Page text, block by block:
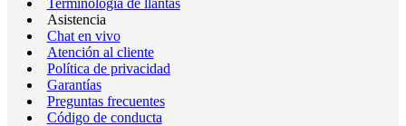
Terminología de llantas
Asistencia
Chat en vivo
Atención al cliente
Política de privacidad
Garantías
Preguntas frecuentes
Código de conducta